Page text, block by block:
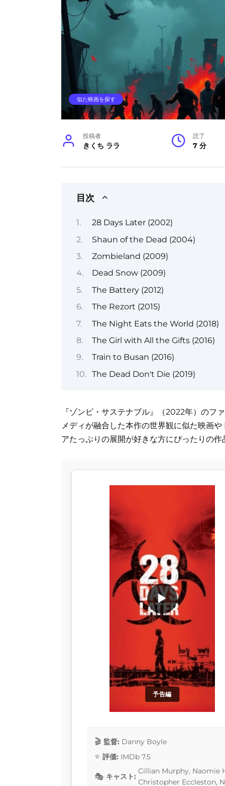
似た映画を探す
投稿者
きくち ララ
読了
7 分
目次
28 Days Later (2002)
Shaun of the Dead (2004)
Zombieland (2009)
Dead Snow (2009)
The Battery (2012)
The Rezort (2015)
The Night Eats the World (2018)
The Girl with All the Gifts (2016)
Train to Busan (2016)
The Dead Don't Die (2019)
『ゾンビ・サステナブル』（2022年）のフ
メディが融合した本作の世界観に似た映画
アたっぷりの展開が好きな方にぴったりの
予告編
▶
監督: Danny Boyle
評価: IMDb 7.5
キャスト:
Cillian Murphy, Naomie
Christopher Eccleston,